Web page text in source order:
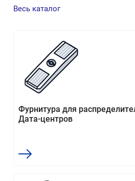
Весь каталог
Фурнитура для
Дата-центров